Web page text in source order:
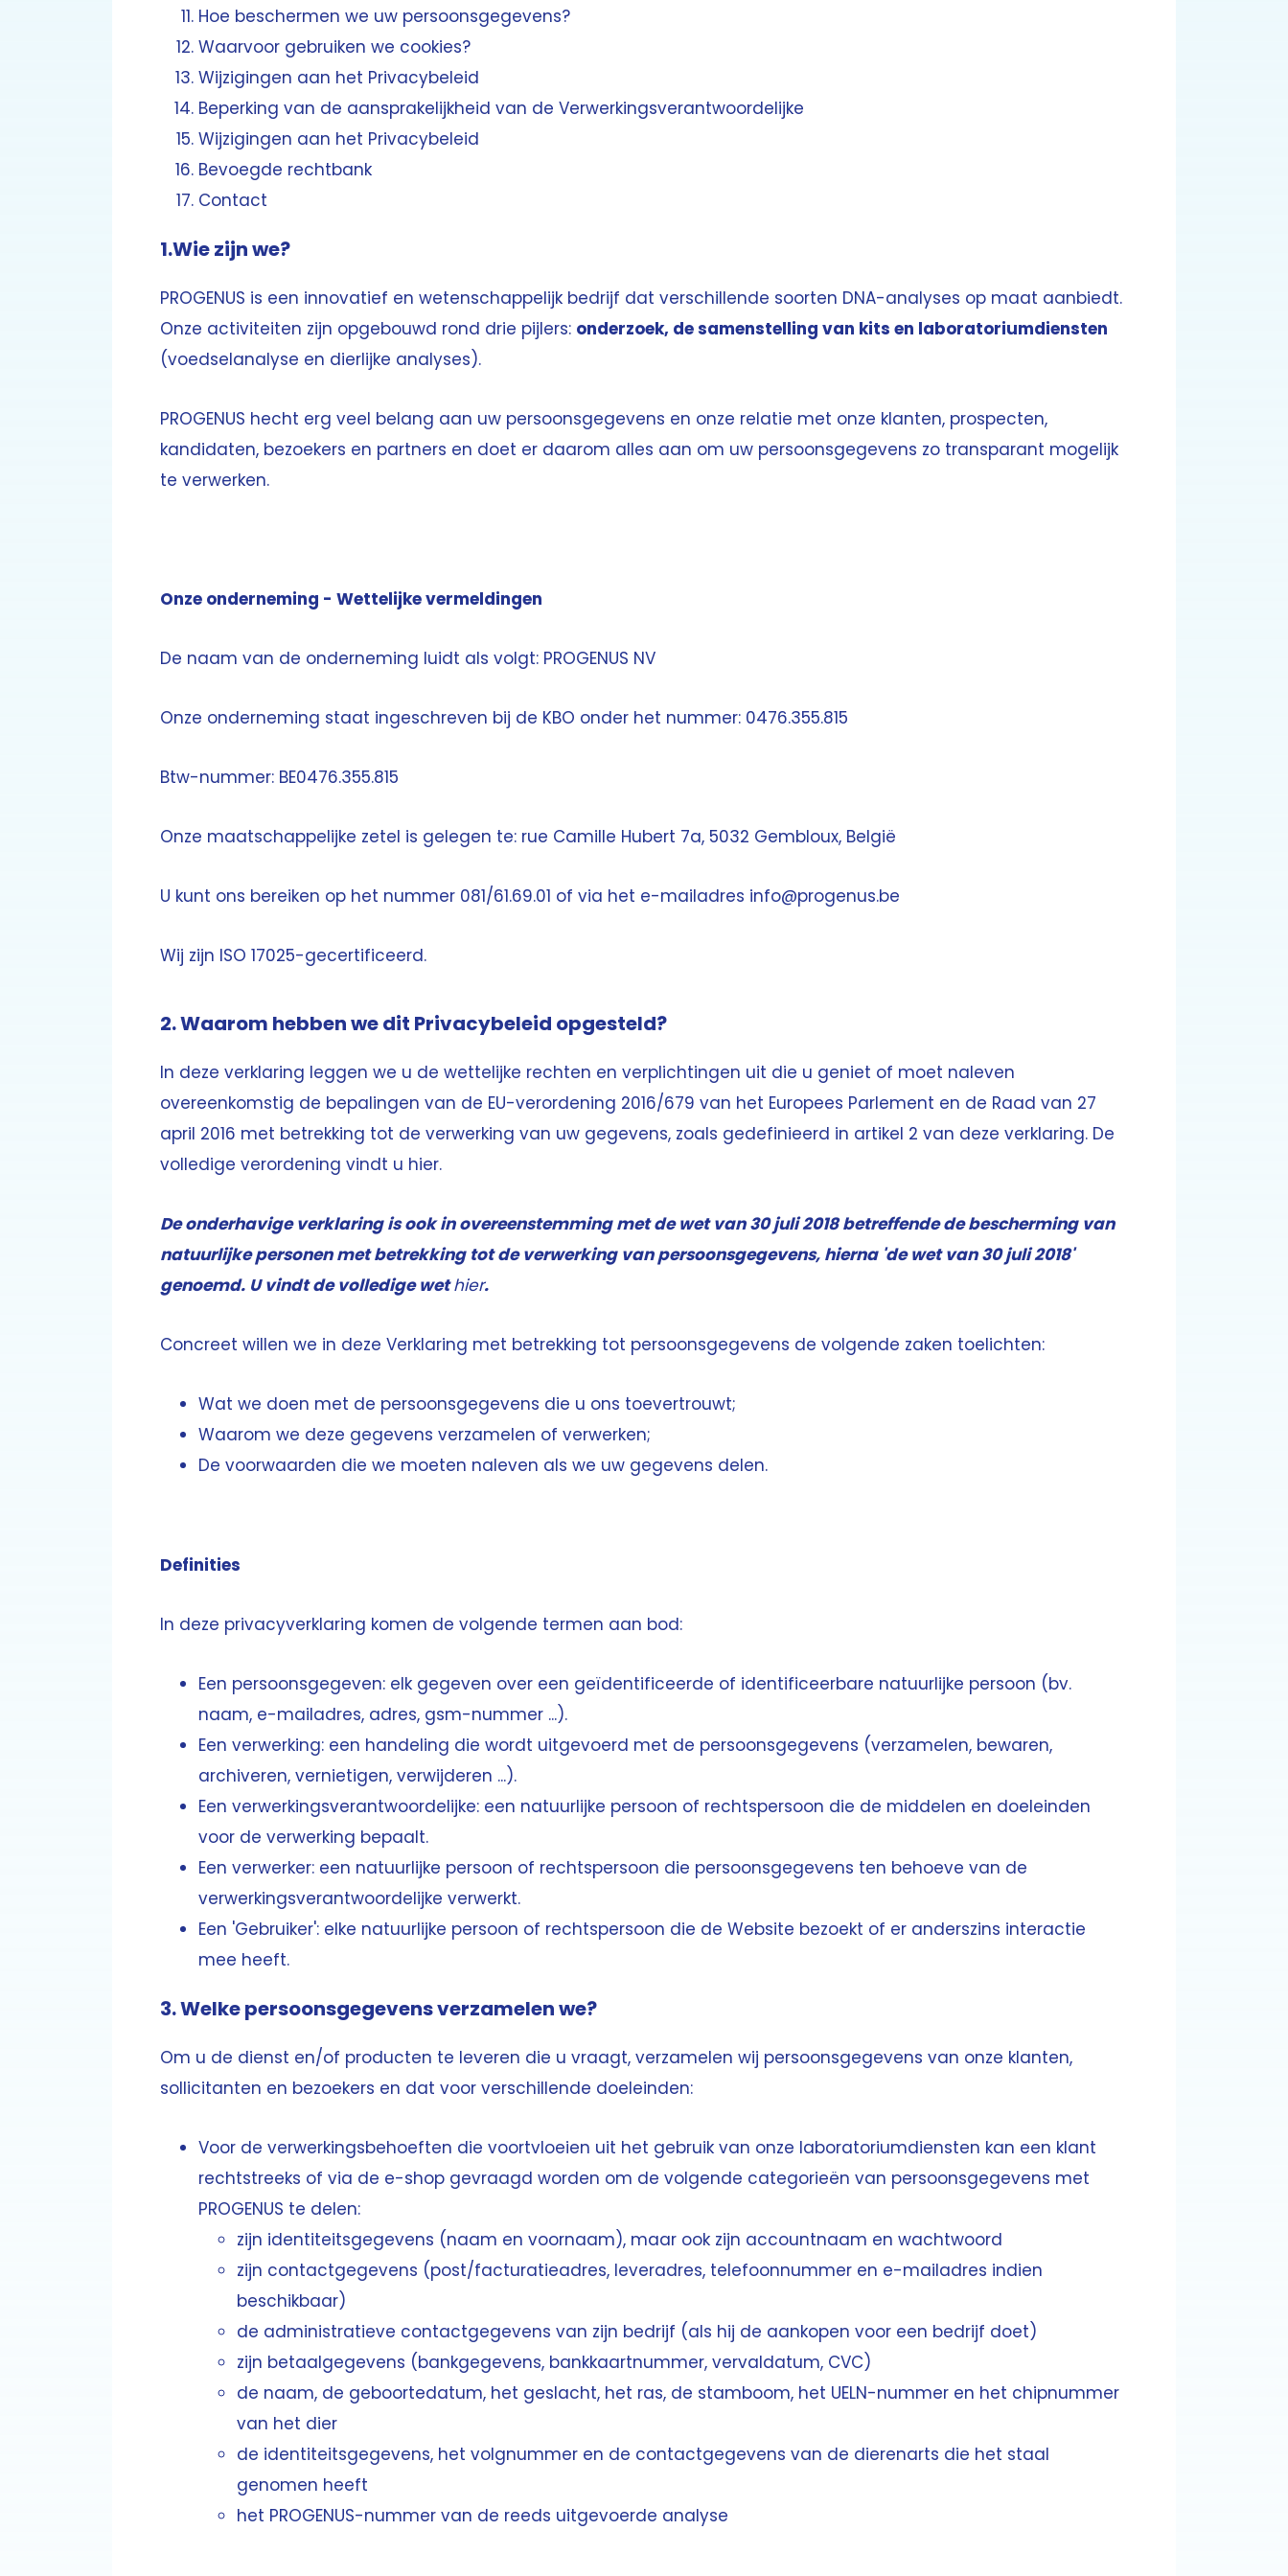
Hoe beschermen we uw persoonsgegevens?
Waarvoor gebruiken we cookies?
Wijzigingen aan het Privacybeleid
Beperking van de aansprakelijkheid van de Verwerkingsverantwoordelijke
Wijzigingen aan het Privacybeleid
Bevoegde rechtbank
Contact
1.Wie zijn we?
PROGENUS is een innovatief en wetenschappelijk bedrijf dat verschillende soorten DNA-analyses op maat aanbiedt.
Onze activiteiten zijn opgebouwd rond drie pijlers: onderzoek, de samenstelling van kits en laboratoriumdiensten
(voedselanalyse en dierlijke analyses).
PROGENUS hecht erg veel belang aan uw persoonsgegevens en onze relatie met onze klanten, prospecten,
kandidaten, bezoekers en partners en doet er daarom alles aan om uw persoonsgegevens zo transparant mogelijk
te verwerken.
Onze onderneming - Wettelijke vermeldingen
De naam van de onderneming luidt als volgt: PROGENUS NV
Onze onderneming staat ingeschreven bij de KBO onder het nummer: 0476.355.815
Btw-nummer: BE0476.355.815
Onze maatschappelijke zetel is gelegen te: rue Camille Hubert 7a, 5032 Gembloux, België
U kunt ons bereiken op het nummer 081/61.69.01 of via het e-mailadres info@progenus.be
Wij zijn ISO 17025-gecertificeerd.
2. Waarom hebben we dit Privacybeleid opgesteld?
In deze verklaring leggen we u de wettelijke rechten en verplichtingen uit die u geniet of moet naleven
overeenkomstig de bepalingen van de EU-verordening 2016/679 van het Europees Parlement en de Raad van 27
april 2016 met betrekking tot de verwerking van uw gegevens, zoals gedefinieerd in artikel 2 van deze verklaring. De
volledige verordening vindt u hier.
De onderhavige verklaring is ook in overeenstemming met de wet van 30 juli 2018 betreffende de bescherming van
natuurlijke personen met betrekking tot de verwerking van persoonsgegevens, hierna 'de wet van 30 juli 2018'
genoemd. U vindt de volledige wethier.
Concreet willen we in deze Verklaring met betrekking tot persoonsgegevens de volgende zaken toelichten:
Wat we doen met de persoonsgegevens die u ons toevertrouwt;
Waarom we deze gegevens verzamelen of verwerken;
De voorwaarden die we moeten naleven als we uw gegevens delen.
Definities
In deze privacyverklaring komen de volgende termen aan bod:
Een persoonsgegeven: elk gegeven over een geïdentificeerde of identificeerbare natuurlijke persoon (bv.
naam, e-mailadres, adres, gsm-nummer ...).
Een verwerking: een handeling die wordt uitgevoerd met de persoonsgegevens (verzamelen, bewaren,
archiveren, vernietigen, verwijderen ...).
Een verwerkingsverantwoordelijke: een natuurlijke persoon of rechtspersoon die de middelen en doeleinden
voor de verwerking bepaalt.
Een verwerker: een natuurlijke persoon of rechtspersoon die persoonsgegevens ten behoeve van de
verwerkingsverantwoordelijke verwerkt.
Een 'Gebruiker': elke natuurlijke persoon of rechtspersoon die de Website bezoekt of er anderszins interactie
mee heeft.
3.Welke persoonsgegevens verzamelen we?
Om u de dienst en/of producten te leveren die u vraagt, verzamelen wij persoonsgegevens van onze klanten,
sollicitanten en bezoekers en dat voor verschillende doeleinden:
Voor de verwerkingsbehoeften die voortvloeien uit het gebruik van onze laboratoriumdiensten kan een klant
rechtstreeks of via de e-shop gevraagd worden om de volgende categorieën van persoonsgegevens met
PROGENUS te delen:
zijn identiteitsgegevens (naam en voornaam), maar ook zijn accountnaam en wachtwoord
zijn contactgegevens (post/facturatieadres, leveradres, telefoonnummer en e-mailadres indien
beschikbaar)
de administratieve contactgegevens van zijn bedrijf (als hij de aankopen voor een bedrijf doet)
zijn betaalgegevens (bankgegevens, bankkaartnummer, vervaldatum, CVC)
de naam, de geboortedatum, het geslacht, het ras, de stamboom, het UELN-nummer en het chipnummer
van het dier
de identiteitsgegevens, het volgnummer en de contactgegevens van de dierenarts die het staal
genomen heeft
het PROGENUS-nummer van de reeds uitgevoerde analyse